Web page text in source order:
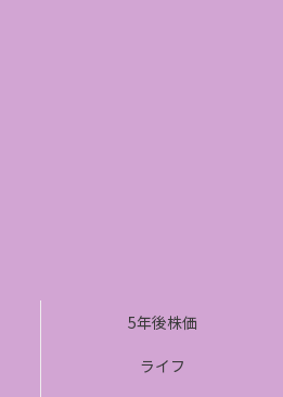
5年後株価
ライフ